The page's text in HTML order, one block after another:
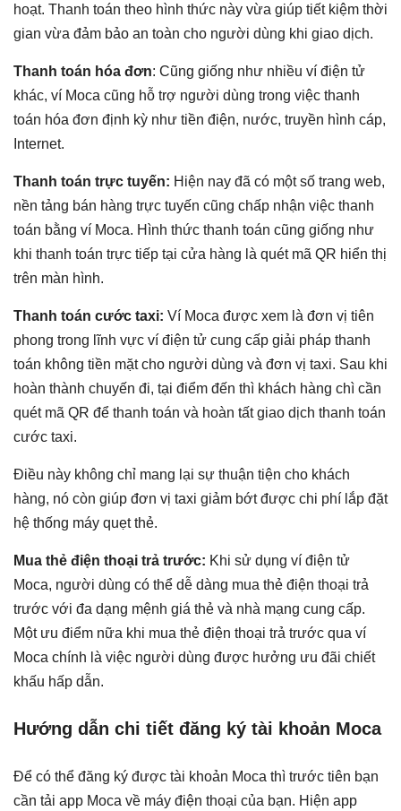
hoạt. Thanh toán theo hình thức này vừa giúp tiết kiệm thời
gian vừa đảm bảo an toàn cho người dùng khi giao dịch.
Thanh toán hóa đơn: Cũng giống như nhiều ví điện tử
khác, ví Moca cũng hỗ trợ người dùng trong việc thanh
toán hóa đơn định kỳ như tiền điện, nước, truyền hình cáp,
Internet.
Thanh toán trực tuyến: Hiện nay đã có một số trang web,
nền tảng bán hàng trực tuyến cũng chấp nhận việc thanh
toán bằng ví Moca. Hình thức thanh toán cũng giống như
khi thanh toán trực tiếp tại cửa hàng là quét mã QR hiển thị
trên màn hình.
Thanh toán cước taxi: Ví Moca được xem là đơn vị tiên
phong trong lĩnh vực ví điện tử cung cấp giải pháp thanh
toán không tiền mặt cho người dùng và đơn vị taxi. Sau khi
hoàn thành chuyến đi, tại điểm đến thì khách hàng chì cần
quét mã QR để thanh toán và hoàn tất giao dịch thanh toán
cước taxi.
Điều này không chỉ mang lại sự thuận tiện cho khách
hàng, nó còn giúp đơn vị taxi giảm bớt được chi phí lắp đặt
hệ thống máy quẹt thẻ.
Mua thẻ điện thoại trả trước: Khi sử dụng ví điện tử
Moca, người dùng có thể dễ dàng mua thẻ điện thoại trả
trước với đa dạng mệnh giá thẻ và nhà mạng cung cấp.
Một ưu điểm nữa khi mua thẻ điện thoại trả trước qua ví
Moca chính là việc người dùng được hưởng ưu đãi chiết
khấu hấp dẫn.
Hướng dẫn chi tiết đăng ký tài khoản Moca
Để có thể đăng ký được tài khoản Moca thì trước tiên bạn
cần tải app Moca về máy điện thoại của bạn. Hiện app